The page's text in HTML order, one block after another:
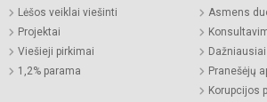
Lėšos veiklai viešinti
Projektai
Viešieji pirkimai
1,2% parama
Asmens
Pranešėjų
Korupcijos